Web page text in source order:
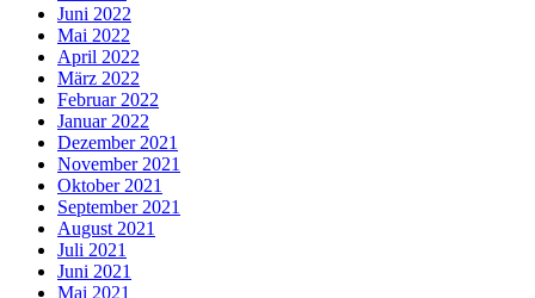
Juni 2022
Mai 2022
April 2022
März 2022
Februar 2022
Januar 2022
Dezember 2021
November 2021
Oktober 2021
September 2021
August 2021
Juli 2021
Juni 2021
Mai 2021